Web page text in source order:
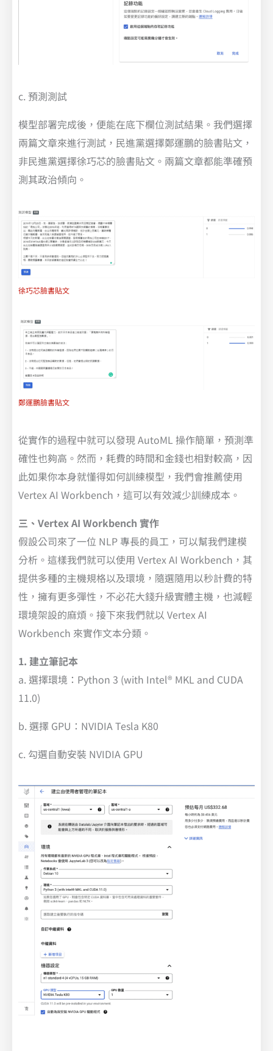
c. 預測測試
模型部署完成後，便能在底下欄位測試結果。我們選擇
兩篇文章來進行測試，民進黨選擇鄭運鵬的臉書貼文，
非民進黨選擇徐巧芯的臉書貼文。兩篇文章都能準確預
測其政治傾向。
徐巧芯臉書貼文
鄭運鵬臉書貼文
從實作的過程中就可以發現 AutoML 操作簡單，預測準
確性也夠高。然而，耗費的時間和金錢也相對較高，因
此如果你本身就懂得如何訓練模型，我們會推薦使用
Vertex AI Workbench，這可以有效減少訓練成本。
三、Vertex AI Workbench 實作
假設公司來了一位 NLP 專長的員工，可以幫我們建模
分析。這樣我們就可以使用 Vertex AI Workbench，其
提供多種的主機規格以及環境，隨選隨用以秒計費的特
性，擁有更多彈性，不必花大錢升級實體主機，也減輕
環境架設的麻煩。接下來我們就以 Vertex AI
Workbench 來實作文本分類。
1. 建立筆記本
a. 選擇環境：Python 3 (with Intel® MKL and CUDA
11.0)
b. 選擇 GPU：NVIDIA Tesla K80
c. 勾選自動安裝 NVIDIA GPU